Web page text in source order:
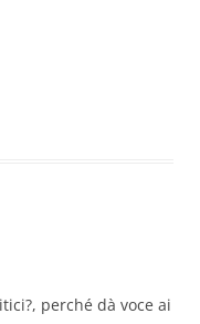
perché dà voce ai